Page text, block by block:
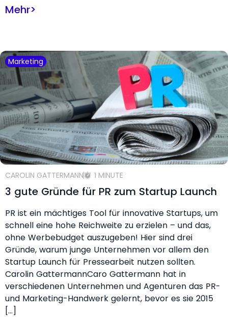
Mehr>
Marketing
CAROLIN GATTERMANN 1 MINUTE
3 gute Gründe für PR zum Startup Launch
PR ist ein mächtiges Tool für innovative Startups, um
schnell eine hohe Reichweite zu erzielen – und das,
ohne Werbebudget auszugeben! Hier sind drei
Gründe, warum junge Unternehmen vor allem den
Startup Launch für Pressearbeit nutzen sollten.
Carolin GattermannCaro Gattermann hat in
verschiedenen Unternehmen und Agenturen das PR-
und Marketing-Handwerk gelernt, bevor es sie 2015
[…]